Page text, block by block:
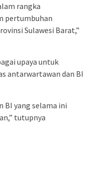
rangka
pertumbuhan
Sulawesi Barat,”
upaya untuk
antarwartawan dan BI
BI yang selama ini
tutupnya